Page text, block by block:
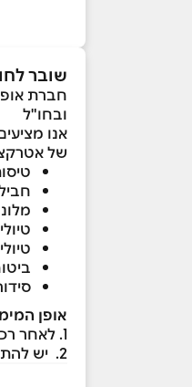
שובר לחופשה -
ובחו"ל
אנו
של
אופן
1. לאחר רכישתך, יתקבל קוד למייל ולטלפון הנייד
2. יש להתקשר למספר 03-7610742 או לכתוב לכתובת מייל